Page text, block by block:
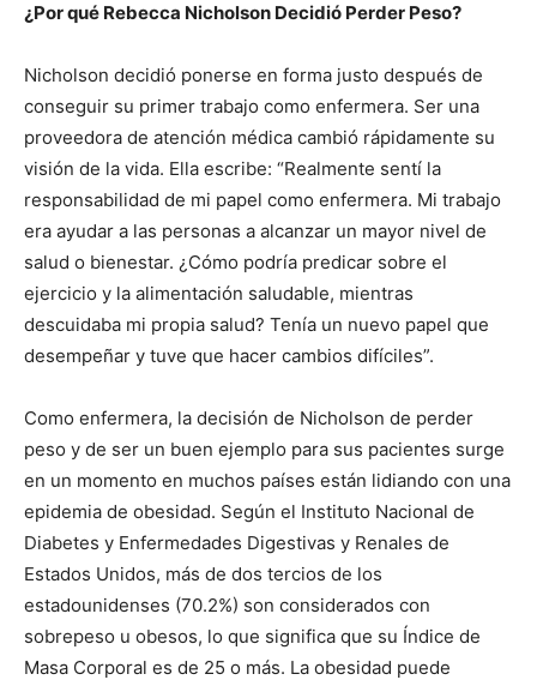
¿Por qué Rebecca Nicholson Decidió Perder Peso?
Nicholson decidió ponerse en forma justo después de
conseguir su primer trabajo como enfermera. Ser una
proveedora de atención médica cambió rápidamente su
visión de la vida. Ella escribe: “Realmente sentí la
responsabilidad de mi papel como enfermera. Mi trabajo
era ayudar a las personas a alcanzar un mayor nivel de
salud o bienestar. ¿Cómo podría predicar sobre el
ejercicio y la alimentación saludable, mientras
descuidaba mi propia salud? Tenía un nuevo papel que
desempeñar y tuve que hacer cambios difíciles”.
Como enfermera, la decisión de Nicholson de perder
peso y de ser un buen ejemplo para sus pacientes surge
en un momento en muchos países están lidiando con una
epidemia de obesidad. Según el Instituto Nacional de
Diabetes y Enfermedades Digestivas y Renales de
Estados Unidos, más de dos tercios de los
estadounidenses (70.2%) son considerados con
sobrepeso u obesos, lo que significa que su Índice de
Masa Corporal es de 25 o más. La obesidad puede